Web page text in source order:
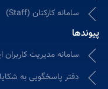
سامانه کارکنان (Staff)
پیوندها
سامانه مدیریت کاربران
دفتر پاسخگویی به